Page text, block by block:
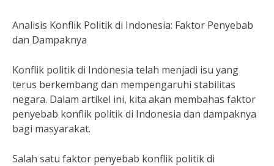
Analisis Konflik Politik di Indonesia: Faktor Penyebab
dan Dampaknya
Konflik politik di Indonesia telah menjadi isu yang
terus berkembang dan mempengaruhi stabilitas
negara. Dalam artikel ini, kita akan membahas faktor
penyebab konflik politik di Indonesia dan dampaknya
bagi masyarakat.
Salah satu faktor penyebab konflik politik di